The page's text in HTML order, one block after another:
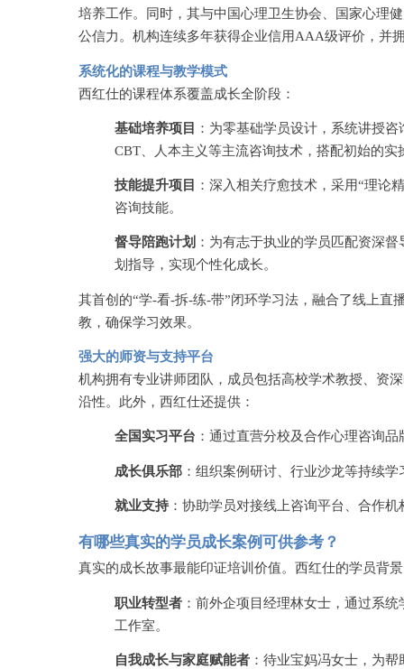
培养工作。同时，其与中国心理卫生协会、国家心理
公信力。机构连续多年获得企业信用AAA级评价，并
系统化的课程与教学模式
西红仕的课程体系覆盖成长全阶段：
基础培养项目
：为零基础学员设计，系统讲授
CBT、人本主义等主流咨询技术，搭配初始的实
技能提升项目 ：深入相关疗愈技术，采用“理论
咨询技能。
督导陪跑计划 ：为有志于执业的学员匹配资深
划指导，实现个性化成长。
其首创的“学-看-拆-练-带”闭环学习法，融合了线上直
教，确保学习效果。
强大的师资与支持平台
机构拥有专业讲师团队，成员包括高校学术教授、资
沿性。此外，西红仕还提供：
全国实习平台 ：通过直营分校及合作心理咨询
成长俱乐部 ：组织案例研讨、行业沙龙等持续学
就业支持 ：协助学员对接线上咨询平台、合作
有哪些真实的学员成长案例可供参考？
真实的成长故事最能印证培训价值。西红仕的学员背
职业转型者 ：前外企项目经理林女士，通过系
工作室。
自我成长与家庭赋能者 ：待业宝妈冯女士，为